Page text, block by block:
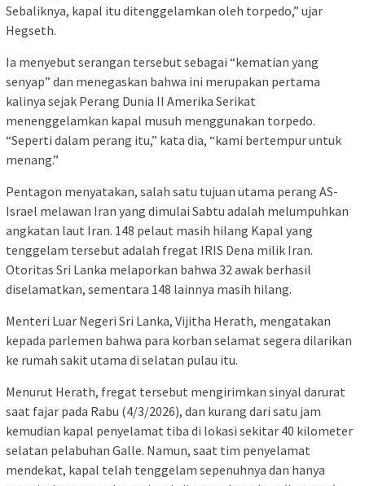
Sebaliknya, kapal itu ditenggelamkan oleh torpedo,” ujar
Hegseth.
Ia menyebut serangan tersebut sebagai “kematian yang
senyap” dan menegaskan bahwa ini merupakan pertama
kalinya sejak Perang Dunia II Amerika Serikat
menenggelamkan kapal musuh menggunakan torpedo.
“Seperti dalam perang itu,” kata dia, “kami bertempur untuk
menang.”
Pentagon menyatakan, salah satu tujuan utama perang AS-
Israel melawan Iran yang dimulai Sabtu adalah melumpuhkan
angkatan laut Iran. 148 pelaut masih hilang Kapal yang
tenggelam tersebut adalah fregat IRIS Dena milik Iran.
Otoritas Sri Lanka melaporkan bahwa 32 awak berhasil
diselamatkan, sementara 148 lainnya masih hilang.
Menteri Luar Negeri Sri Lanka, Vijitha Herath, mengatakan
kepada parlemen bahwa para korban selamat segera dilarikan
ke rumah sakit utama di selatan pulau itu.
Menurut Herath, fregat tersebut mengirimkan sinyal darurat
saat fajar pada Rabu (4/3/2026), dan kurang dari satu jam
kemudian kapal penyelamat tiba di lokasi sekitar 40 kilometer
selatan pelabuhan Galle. Namun, saat tim penyelamat
mendekat, kapal telah tenggelam sepenuhnya dan hanya